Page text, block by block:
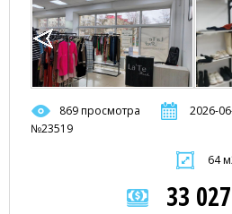
869 просмотра
2026-
№23519
64
33